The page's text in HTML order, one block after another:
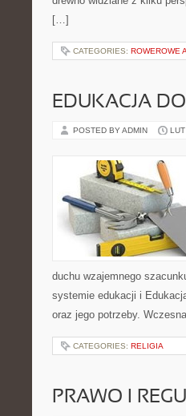
[…]
CATEGORIES: ROWEROWE
EDUKACJA
POSTED BY ADMIN
duchu wzajemnego
systemie edukacji i
oraz jego potrzeby.
CATEGORIES: RELIGIA
PRAWO I